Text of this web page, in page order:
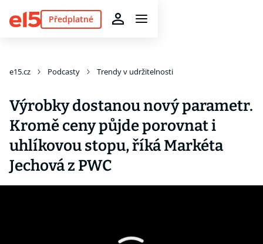
Předplatné
e15.cz Podcasty Trendy v udržitelnosti
Výrobky dostanou nový parametr.
Kromě ceny půjde porovnat i
uhlíkovou stopu, říká Markéta
Jechová z PWC